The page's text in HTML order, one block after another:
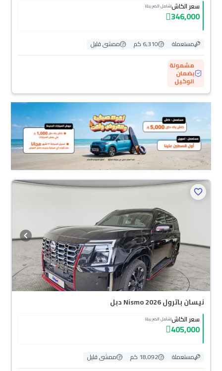
سعر الكاش(شامل الضريبة)
346,000
مستعملة 6,310 كم
ممشى قليل
مشمولة
بضمان
الوكيل
نيسان باترول Nismo 2026 دبل
سعر الكاش(شامل الضريبة)
405,000
مستعملة 18,092 كم
ممشى قليل